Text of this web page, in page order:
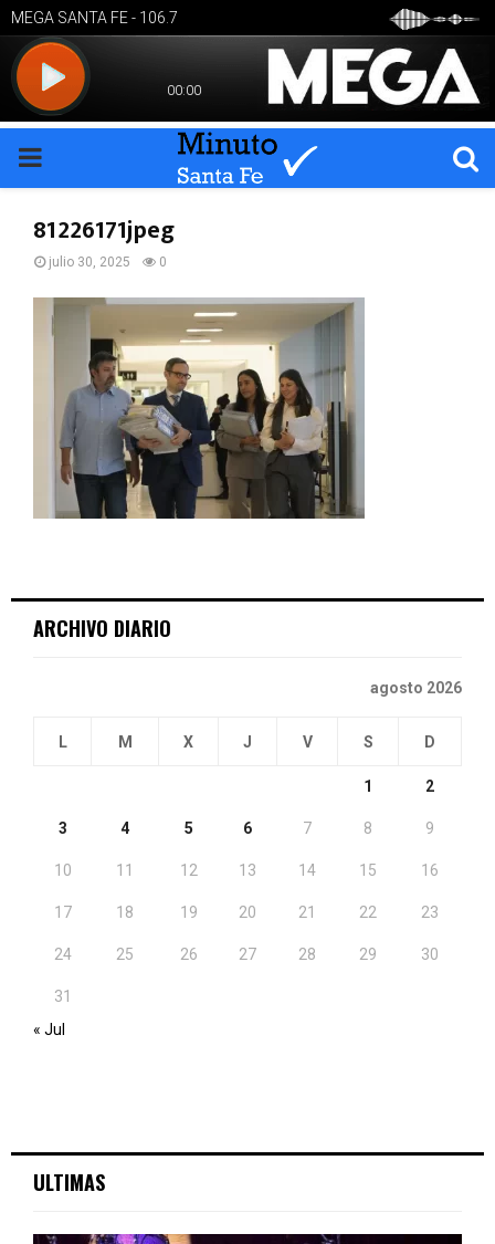
PRIMARY
MENU
81226171jpeg
julio 30, 2025 0
ARCHIVO DIARIO
agosto 2026
L M X J V S D
1 2
3 4 5 6 7 8 9
10 11 12 13 14 15 16
17 18 19 20 21 22 23
24 25 26 27 28 29 30
31
« Jul
ULTIMAS